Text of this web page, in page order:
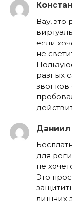
Вау, это
если
не
разных
звонков
Даниил
для
не
Это
лишних